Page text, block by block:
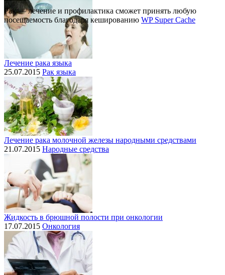
Лечение рака языка
25.07.2015 Рак языка
Лечение рака молочной железы народными средствами
21.07.2015 Народные средства
Жидкость в брюшной полости при онкологии
17.07.2015 Онкология
Рак — лечение и профилактика cможет принять любую
посещаемость благодаря кешированию WP Super Cache